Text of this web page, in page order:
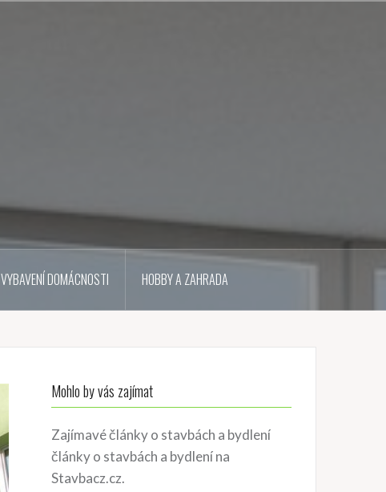
VYBAVENÍ DOMÁCNOSTI HOBBY A ZAHRADA
Mohlo by vás zajímat
Zajímavé články o stavbách a bydlení
články o stavbách a bydlenína
Stavbacz.cz.